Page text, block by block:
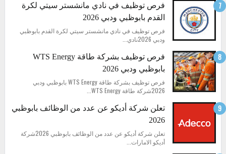
فرص توظيف في نادي مانشستر سيتي لكرة
القدم بابوظبي ودبي 2026
فرص توظيف في نادي مانشستر سيتي لكرة القدم بابوظبي
ودبي 2026نادي...
فرص توظيف بشركة طاقة WTS Energy
بابوظبي ودبي 2026
فرص توظيف بشركة طاقة WTS Energy بابوظبي ودبي
2026شركة طاقة WTS Energy...
تعلن شركة أديكو عن عدد من الوظائف بابوظبي
2026
تعلن شركة أديكو عن عدد من الوظائف بابوظبي 2026شركة
أديكو الامارات...